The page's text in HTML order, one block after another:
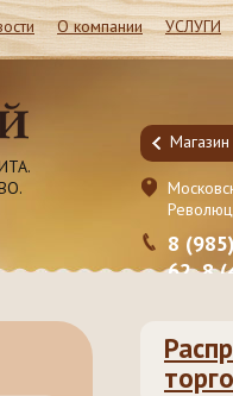
О компании УСЛУГИ
Молоково ул.
181-50-
8
62, 8